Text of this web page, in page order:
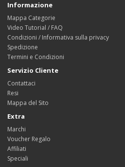
Informazione
Mappa Categorie
Video Tutorial / FAQ
Condizioni / Informativa sulla privacy
Spedizione
Termini e Condizioni
Servizio Cliente
Contattaci
Resi
Mappa del Sito
Extra
Marchi
Voucher Regalo
Affiliati
Speciali